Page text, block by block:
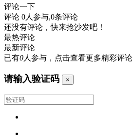
评论一下
评论 0人参与,0条评论
还没有评论，快来抢沙发吧！
最热评论
最新评论
已有0人参与，点击查看更多精彩评论
请输入验证码 ×